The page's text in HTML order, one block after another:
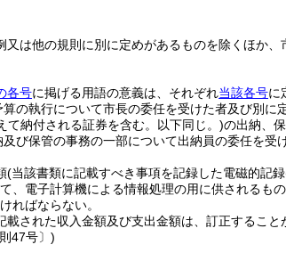
又は他の規則に別に定めがあるものを除くほか
各号に掲げる用語の意義は、それぞれ当該各号に
の執行について市長の委任を受けた者及び別に
て納付される証券を含む。以下同じ。)の出納、
び保管の事務の一部について出納員の委任を受
(当該書類に記載すべき事項を記録した電磁的記録
、電子計算機による情報処理の用に供されるも
ればならない。
された収入金額及び支出金額は、訂正すること
47号〕)